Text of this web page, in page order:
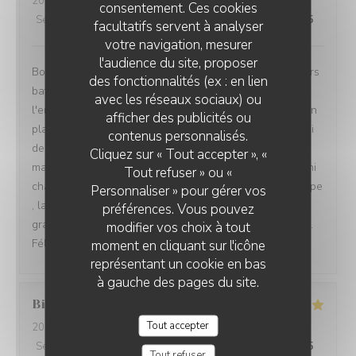
consentement. Ces cookies
facultatifs servent à analyser
votre navigation, mesurer
l'audience du site, proposer
des fonctionnalités (ex : en lien
avec les réseaux sociaux) ou
afficher des publicités ou
contenus personnalisés.
Cliquez sur « Tout accepter », «
Tout refuser » ou «
Personnaliser » pour gérer vos
préférences. Vous pouvez
modifier vos choix à tout
moment en cliquant sur l'icône
représentant un cookie en bas
à gauche des pages du site.
Tout accepter
Service
Ambiance: Cuisine : Qualité / Prix /5
Bon accueil, menu dejeuner original, qui sort des sentiers
battus. J'ai apprécié la créativité gustative offerte par
l'entrée de seiche et celle excellente aussi du poulpe en
plat principal.. Un autre plaisir,et non des moindres celui
des yeux qui annonce une variété de textures.. Le
magnifique vert près de la gelée dorée ( seiche), les mini
champignons ocre jaune à coté du rouge foncé du poulpe
, la présentation délicate de la pêche melba, ds son
granité à la rose.un délice pour les yeux et les papilles..
Félicitations
Billy
2026-08-04
- 12:30 - Couverts 2
Service
Ambiance:5/5 Cuisine:5 /5